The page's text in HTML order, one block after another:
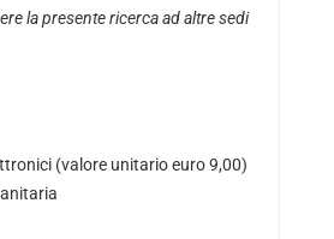
la presente ricerca ad altre sedi
(valore unitario euro 9,00)